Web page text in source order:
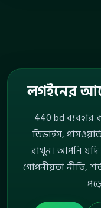
লগইনের
440 bd ব্যবহার
ডিভাইস,
রাখুন। আপনি যদি
গোপনীয়তা নীতি,